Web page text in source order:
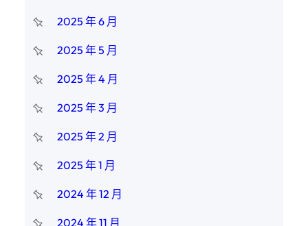
2025 年 6 月
2025 年 5 月
2025 年 4 月
2025 年 3 月
2025 年 2 月
2025 年 1 月
2024 年 12 月
2024 年 11 月